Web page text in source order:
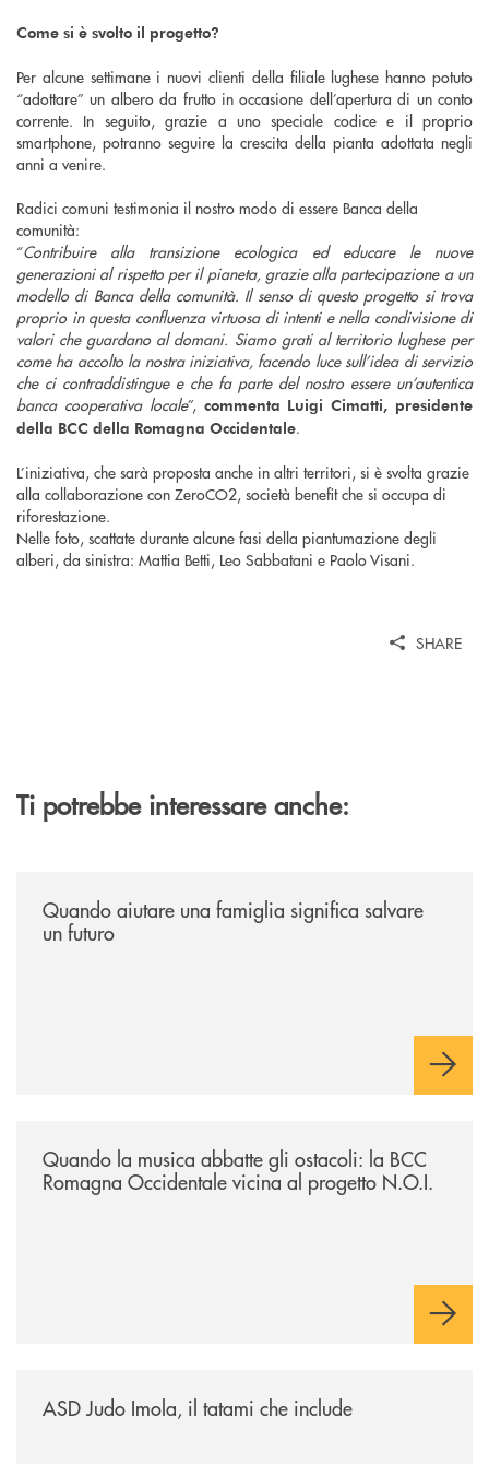
Come si è svolto il progetto?
Per alcune settimane i nuovi clienti della filiale lughese hanno potuto
“adottare” un albero da frutto in occasione dell’apertura di un conto
corrente. In seguito, grazie a uno speciale codice e il proprio
smartphone, potranno seguire la crescita della pianta adottata negli
anni a venire.
Radici comuni testimonia il nostro modo di essere Banca della
comunità:
“Contribuire alla transizione ecologica ed educare le nuove
generazioni al rispetto per il pianeta, grazie alla partecipazione a un
modello di Banca della comunità. Il senso di questo progetto si trova
proprio in questa confluenza virtuosa di intenti e nella condivisione di
valori che guardano al domani. Siamo grati al territorio lughese per
come ha accolto la nostra iniziativa, facendo luce sull’idea di servizio
che ci contraddistingue e che fa parte del nostro essere un’autentica
banca cooperativa locale”, commenta Luigi Cimatti, presidente
della BCC della Romagna Occidentale.
L’iniziativa, che sarà proposta anche in altri territori, si è svolta grazie
alla collaborazione con ZeroCO2, società benefit che si occupa di
riforestazione.
Nelle foto, scattate durante alcune fasi della piantumazione degli
alberi, da sinistra: Mattia Betti, Leo Sabbatani e Paolo Visani.
SHARE
Ti potrebbe interessare anche:
Quando aiutare una famiglia significa salvare
un futuro
Quando la musica abbatte gli ostacoli: la BCC
Romagna Occidentale vicina al progetto N.O.I.
ASD Judo Imola, il tatami che include